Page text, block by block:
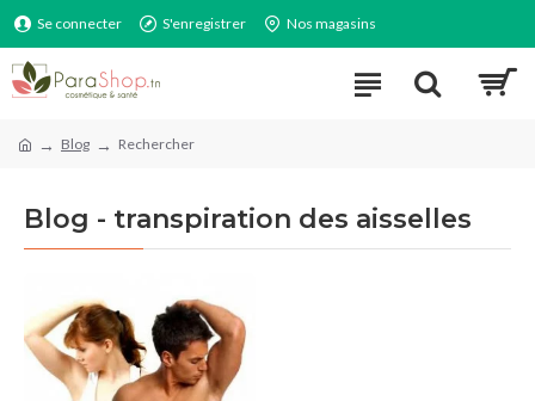
Se connecter S'enregistrer Nos magasins
Blog Rechercher
Blog - transpiration des aisselles